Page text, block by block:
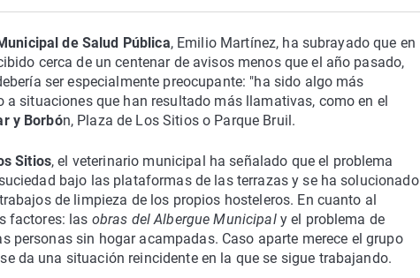
de Salud Pública, Emilio Martínez, ha subrayado que en
cerca de un centenar de avisos menos que el año pasado,
ser especialmente preocupante: "ha sido algo más
a situaciones que han resultado más llamativas, como en el
y Borbón, Plaza de Los Sitios o Parque Bruil.
Sitios, el veterinario municipal ha señalado que el problema
bajo las plataformas de las terrazas y se ha solucionado
de limpieza de los propios hosteleros. En cuanto al
factores: las obras del Albergue Municipal y el problema de
personas sin hogar acampadas. Caso aparte merece el grupo
da una situación reincidente en la que se sigue trabajando.